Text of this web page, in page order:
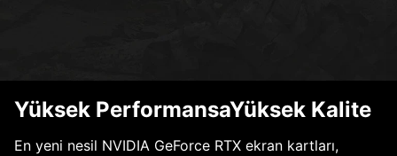
Yüksek PerformansaYüksek Kalite
En yeni nesil NVIDIA GeForce RTX ekran kartları,